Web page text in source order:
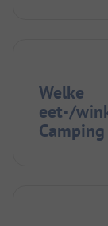
Welke
eet-/